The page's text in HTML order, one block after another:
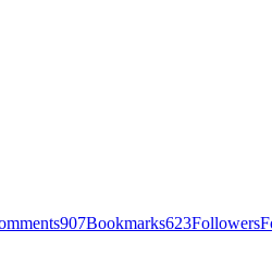
907Bookmarks623Followers